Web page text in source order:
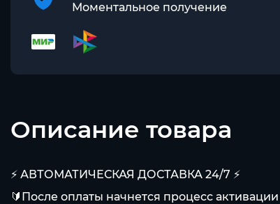
Моментальное получение
Описание товара
⚡️ АВТОМАТИЧЕСКАЯ ДОСТАВКА 24/7 ⚡️
🔰После оплаты начнется процесс